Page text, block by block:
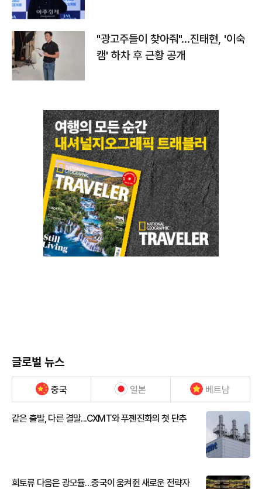
"광고주들이 찾아줘"…진태현, '이숙
캠' 하차 후 근황 공개
글로벌 뉴스
중국 일본 베트남
같은 출발, 다른 결말...CXMT와 푸젠진화의 첫 단추
희토류 다음은 광모듈…중국이 움켜쥔 새로운 전략자